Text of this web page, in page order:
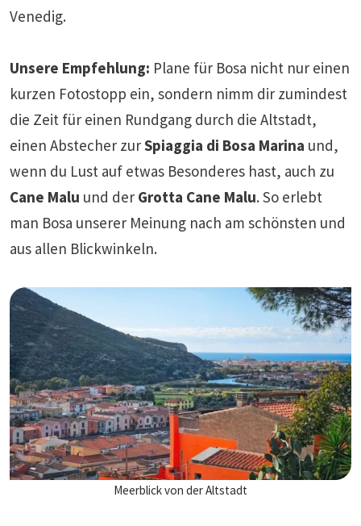
Venedig.
Unsere Empfehlung: Plane für Bosa nicht nur einen
kurzen Fotostopp ein, sondern nimm dir zumindest
die Zeit für einen Rundgang durch die Altstadt,
einen Abstecher zurSpiaggia di Bosa Marina und,
wenn du Lust auf etwas Besonderes hast, auch zu
Cane Malu und der Grotta Cane Malu. So erlebt
man Bosa unserer Meinung nach am schönsten und
aus allen Blickwinkeln.
Meerblick von der Altstadt